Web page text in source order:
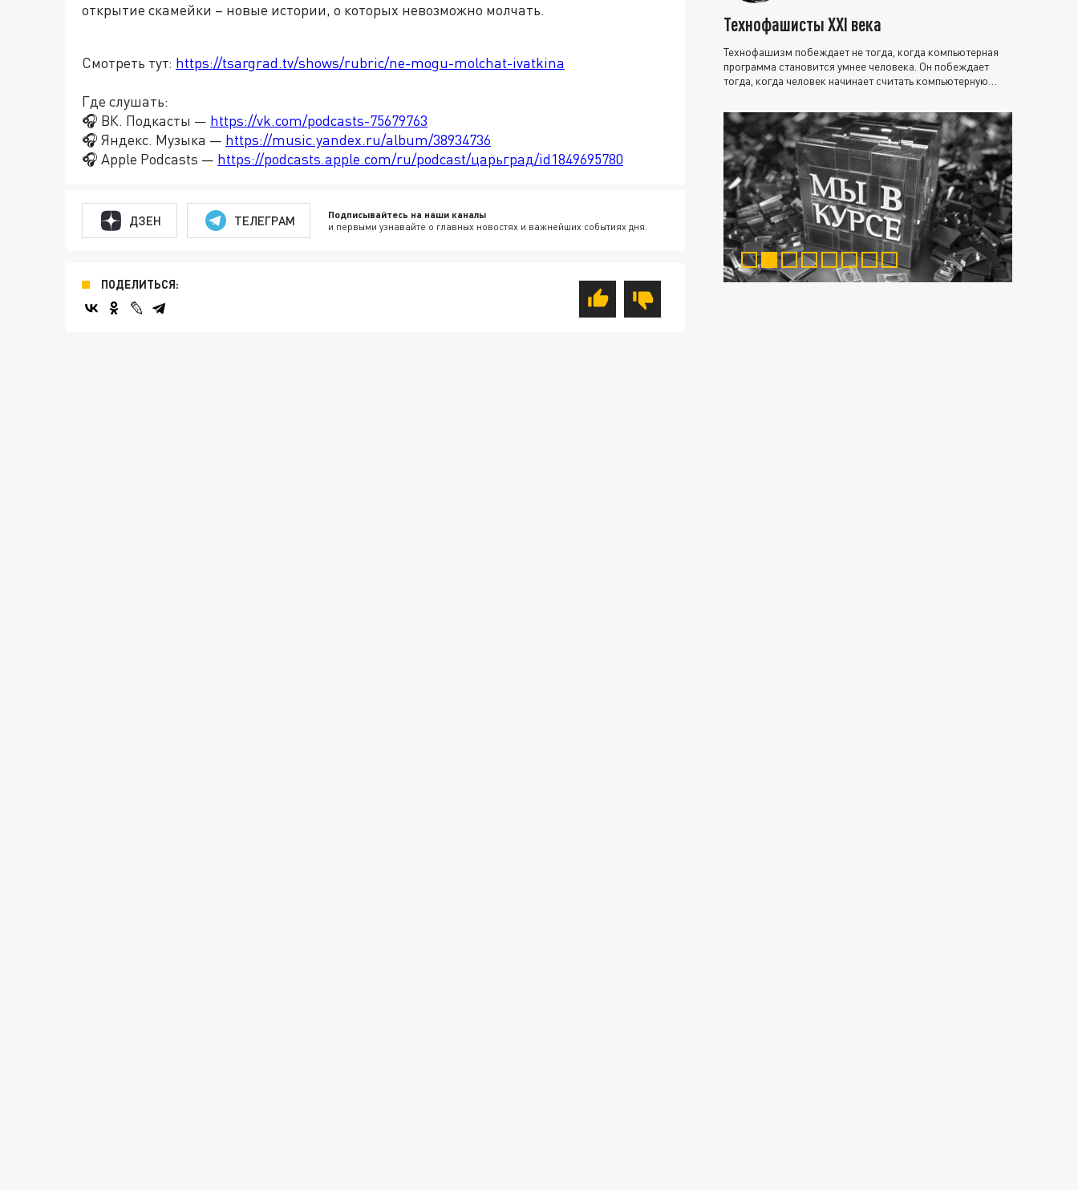
открытие скамейки – новые истории, о которых невозможно молчать.
Смотреть тут: https://tsargrad.tv/shows/rubric/ne-mogu-molchat-ivatkina
Где слушать:
🎧 ВК. Подкасты — https://vk.com/podcasts-75679763
🎧 Яндекс. Музыка — https://music.yandex.ru/album/38934736
🎧 Apple Podcasts — https://podcasts.apple.com/ru/podcast/царьград/id1849695780
ДЗЕН ТЕЛЕГРАМ Подписывайтесь на наши каналы
и первыми узнавайте о главных новостях и важнейших событиях дня.
ПОДЕЛИТЬСЯ:
Технофашисты XXI века
Технофашизм побеждает не тогда, когда компьютерная
программа становится умнее человека. Он побеждает
тогда, когда человек начинает считать компьютерную